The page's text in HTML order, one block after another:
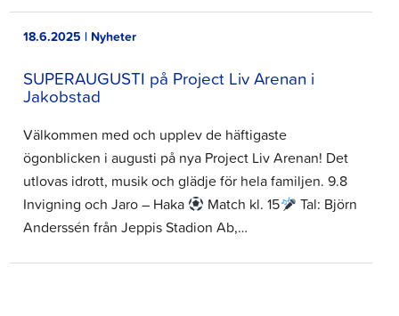
18.6.2025 | Nyheter
SUPERAUGUSTI på Project Liv Arenan i
Jakobstad
Välkommen med och upplev de häftigaste
ögonblicken i augusti på nya Project Liv Arenan! Det
utlovas idrott, musik och glädje för hela familjen. 9.8
Invigning och Jaro – Haka
Match kl. 15
Tal: Björn
Anderssén från Jeppis Stadion Ab,…